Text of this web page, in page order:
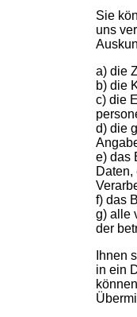
Sie
uns
a) die
b) die
c) die
d) die
e) das
f) das
g) alle
der
Ihnen
in ein